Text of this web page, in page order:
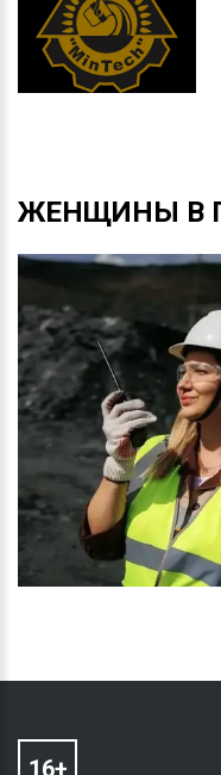
ЖЕНЩИНЫ В